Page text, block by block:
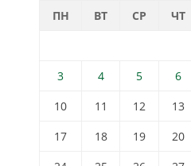
ПН ВТ СР ЧТ
3
4 5 6
10
11 12 13
17
18 19 20